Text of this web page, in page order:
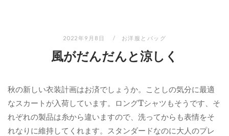
2022年9月8日 お洋服とバッグ
風がだんだんと涼しく
秋の新しい衣装計画はお済でしょうか。ことしの気分に最適
なスカートが入荷しています。ロングTシャツもそうです、そ
れぞれの製品は糸から違いますので、洗ってからも表情をそ
れなりに維持してくれます。スタンダードなのに大人のプレ